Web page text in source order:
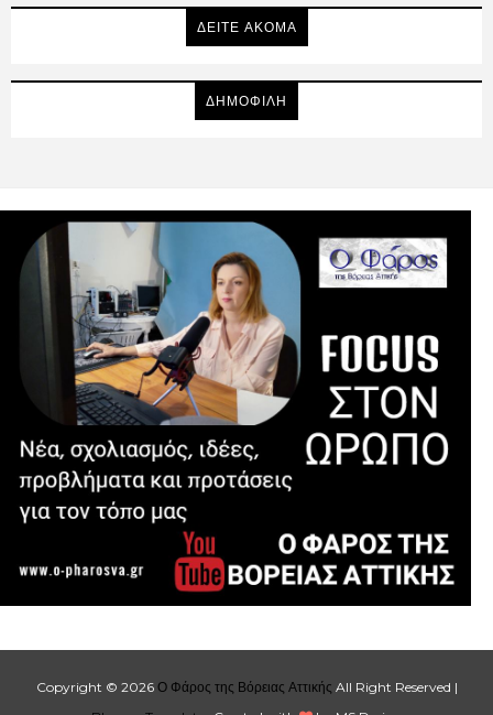
ΔΕΙΤΕ ΑΚΟΜΑ
ΔΗΜΟΦΙΛΗ
Copyright © 2026 Ο Φάρος της Βόρειας Αττικής All Right Reserved |